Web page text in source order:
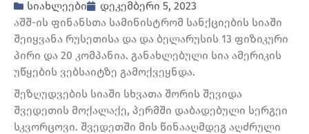
სიახლეები
დეკემბერი 5, 2023
აშშ-ის ფინანსთა სამინისტრომ სანქციების სიაში
შეიყვანა რუსეთისა და და ბელარუსის 13 ფიზიკური
პირი და 20 კომპანია. განახლებული სია ამერიკის
უწყების ვებსაიტზე გამოქვეყნდა.
შეზღუდვების სიაში სხვათა შორის შევიდა
შვედეთის მოქალაქე, პერმში დაბადებული სერგეი
სკვორცოვი. შვედეთში მის წინააღმდეგ აღძრული